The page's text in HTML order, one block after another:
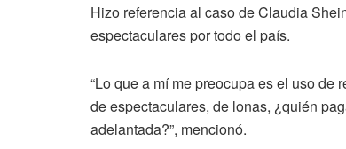
Hizo referencia al caso de Claudia
espectaculares por todo el país.
“Lo que a mí me preocupa es el uso
de espectaculares, de lonas, ¿quién
adelantada?”, mencionó.